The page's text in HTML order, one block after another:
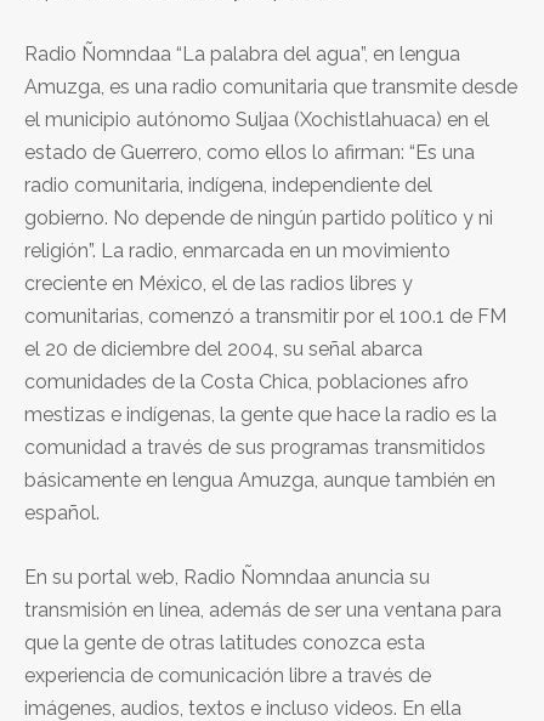
Radio Ñomndaa “La palabra del agua”, en lengua
Amuzga, es una radio comunitaria que transmite desde
el municipio autónomo Suljaa (Xochistlahuaca) en el
estado de Guerrero, como ellos lo afirman: “Es una
radio comunitaria, indígena, independiente del
gobierno. No depende de ningún partido político y ni
religión”. La radio, enmarcada en un movimiento
creciente en México, el de las radios libres y
comunitarias, comenzó a transmitir por el 100.1 de FM
el 20 de diciembre del 2004, su señal abarca
comunidades de la Costa Chica, poblaciones afro
mestizas e indígenas, la gente que hace la radio es la
comunidad a través de sus programas transmitidos
básicamente en lengua Amuzga, aunque también en
español.
En su portal web, Radio Ñomndaa anuncia su
transmisión en línea, además de ser una ventana para
que la gente de otras latitudes conozca esta
experiencia de comunicación libre a través de
imágenes, audios, textos e incluso videos. En ella